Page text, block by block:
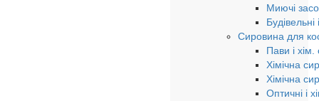
Миючі
Сировина для
Пави і
Хімічна
Хімічна
Оптичні і